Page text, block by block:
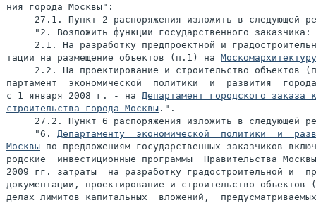
ния города Москвы":
27.1. Пункт 2 распоряжения изложить в следующей
     "2. Возложить функции государственного заказчика:
2.1. На разработку предпроектной и
тации на размещение объектов (п.1) на Москомархитектуру
2.2. На проектирование и строительство объектов
партамент  экономической  политики  и  развития
с 1 января 2008 г. - на Департамент городского заказа
строительства города Москвы .".
27.2. Пункт 6 распоряжения изложить в следующей
     "6.
Департаменту  экономической  политики  и
Москвы по предложениям государственных заказчиков
родские  инвестиционные программы  Правительства
2009 гг. затраты  на разработку градостроительной и
документации, проектирование и строительство
делах лимитов капитальных  вложений,